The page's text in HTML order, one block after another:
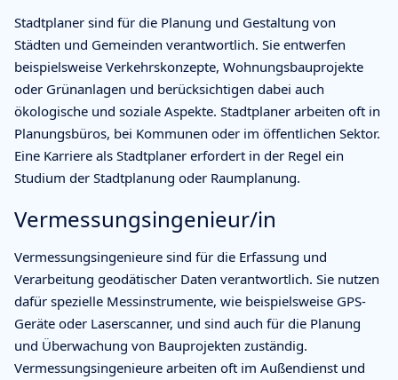
Stadtplaner sind für die Planung und Gestaltung von
Städten und Gemeinden verantwortlich. Sie entwerfen
beispielsweise Verkehrskonzepte, Wohnungsbauprojekte
oder Grünanlagen und berücksichtigen dabei auch
ökologische und soziale Aspekte. Stadtplaner arbeiten oft in
Planungsbüros, bei Kommunen oder im öffentlichen Sektor.
Eine Karriere als Stadtplaner erfordert in der Regel ein
Studium der Stadtplanung oder Raumplanung.
Vermessungsingenieur/in
Vermessungsingenieure sind für die Erfassung und
Verarbeitung geodätischer Daten verantwortlich. Sie nutzen
dafür spezielle Messinstrumente, wie beispielsweise GPS-
Geräte oder Laserscanner, und sind auch für die Planung
und Überwachung von Bauprojekten zuständig.
Vermessungsingenieure arbeiten oft im Außendienst und